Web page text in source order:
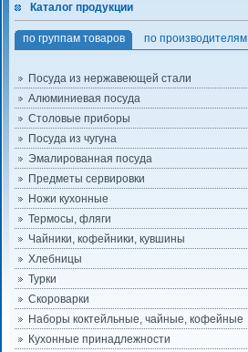
Каталог продукции
по группам товаров по производителям
Посуда из нержавеющей стали
Алюминиевая посуда
Столовые приборы
Посуда из чугуна
Эмалированная посуда
Предметы сервировки
Ножи кухонные
Термосы, фляги
Чайники, кофейники, кувшины
Хлебницы
Турки
Скороварки
Наборы коктейльные, чайные, кофейные
Кухонные принадлежности